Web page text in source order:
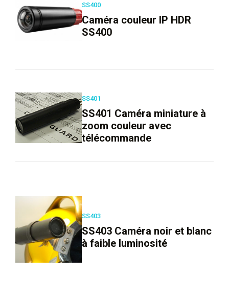
SS400
Caméra couleur IP HDR
SS400
SS401
SS401 Caméra miniature à
zoom couleur avec
télécommande
SS403
SS403 Caméra noir et blanc
à faible luminosité